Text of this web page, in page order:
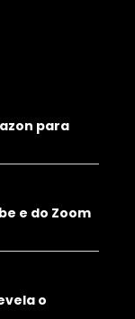
para
e do Zoom
o